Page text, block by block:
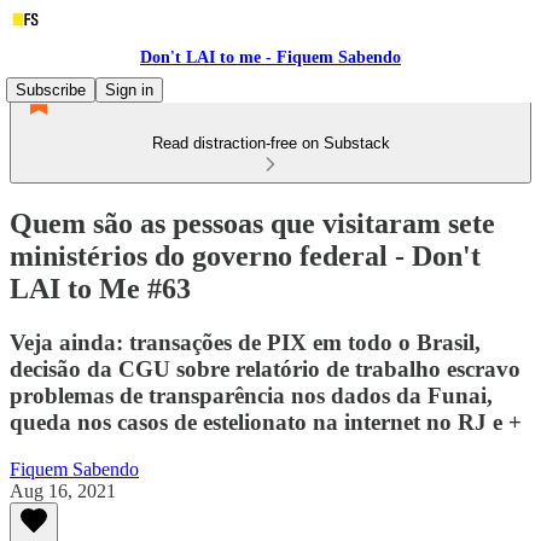
Don't LAI to me - Fiquem Sabendo
Subscribe
Sign in
Read distraction-free on Substack
Quem são as pessoas que visitaram sete
ministérios do governo federal - Don't
LAI to Me #63
Veja ainda: transações de PIX em todo o Brasil,
decisão da CGU sobre relatório de trabalho escravo
problemas de transparência nos dados da Funai,
queda nos casos de estelionato na internet no RJ e +
Fiquem Sabendo
Aug 16, 2021